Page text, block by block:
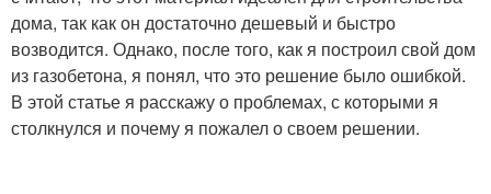
дома, так как он достаточно дешевый и быстро
возводится. Однако, после того, как я построил свой дом
из газобетона, я понял, что это решение было ошибкой.
В этой статье я расскажу о проблемах, с которыми я
столкнулся и почему я пожалел о своем решении.